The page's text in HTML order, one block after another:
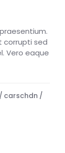
corrupti sed
Vero eaque
carschdn